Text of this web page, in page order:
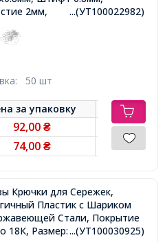
2мм,
...(УТ100022982)
50 шт
заупаковку
92,00₴
74,00₴
Крючки для Сережек,
Пластик с Шариком
Стали, Покрытие
18К, Размер: 15.5х8х0.7мм,
...(УТ100030925)